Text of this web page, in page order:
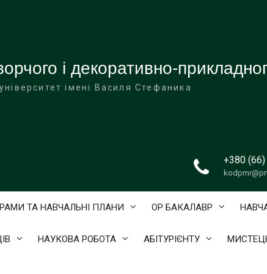
і декоративно-
імені Василя Стефаника
+380
ТА НАВЧАЛЬНІ ПЛАНИ ОР БАКАЛАВР
НАУКОВА РОБОТА АБІТУРІЄНТУ